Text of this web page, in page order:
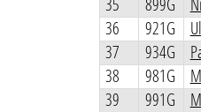
35
899G
36
921G
37
934G
38
981G
39
991G